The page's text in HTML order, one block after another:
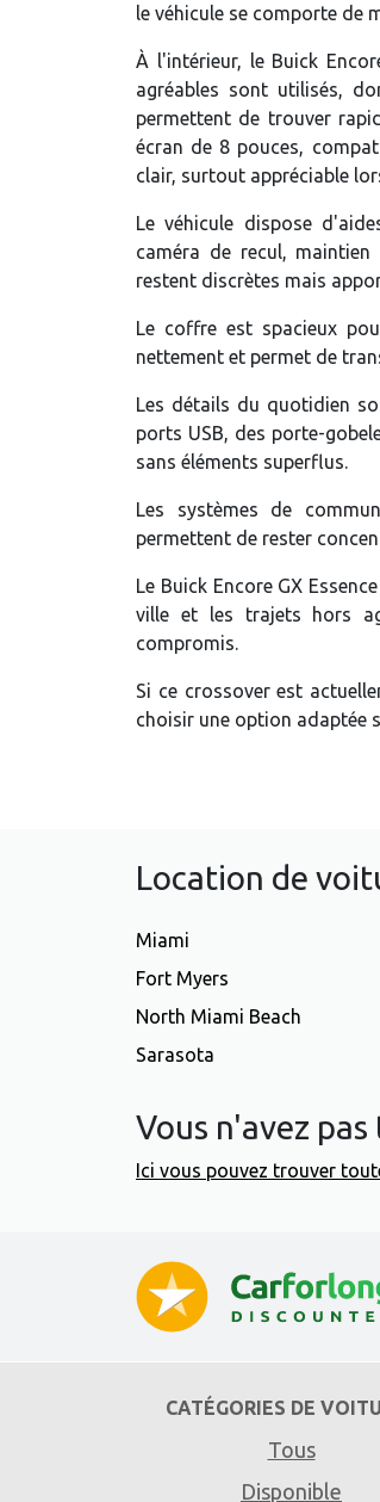
le véhicule se comporte de
À l'intérieur, le Buick
agréables sont utilisés,
permettent de trouver
écran de 8 pouces,
clair, surtout appréciable
Le véhicule dispose
caméra de recul,
restent discrètes mais
Le coffre est spacieux
nettement et permet de
Les détails du quotidien
ports USB, des porte-
sans éléments superflus.
Les systèmes de
permettent de rester
Le Buick Encore GX
ville et les trajets hors
compromis.
Si ce crossover est
choisir une option adaptée
Location de
Miami
Fort Myers
North Miami Beach
Sarasota
Vous n'avez
Ici vous pouvez trouver
CATÉGORIES DE
Tous
Disponible